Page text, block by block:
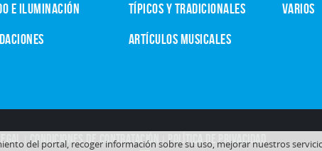
E ILUMINACIÓN TÍPICOS Y TRADICIONALES
VARIOS
ARTÍCULOS MUSICALES
CONDICIONES DE CONTRATACIÓN | POLÍTICA DE PRIVACIDAD
del portal, recoger información sobre su uso, mejorar nuestros